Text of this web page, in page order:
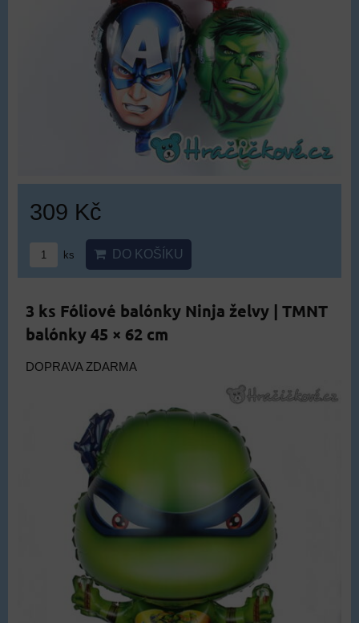
309 Kč
ks DO KOŠÍKU
3 ks Fóliové balónky Ninja želvy | TMNT
balónky 45 × 62 cm
DOPRAVA ZDARMA